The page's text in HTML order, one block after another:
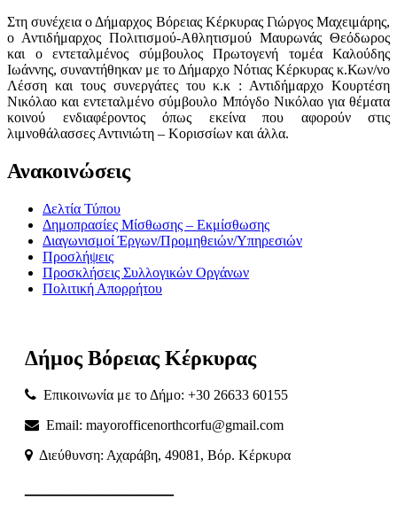
Στη συνέχεια ο Δήμαρχος Βόρειας Κέρκυρας Γιώργος Μαχειμάρης,
ο Αντιδήμαρχος Πολιτισμού-Αθλητισμού Μαυρωνάς Θεόδωρος
και ο εντεταλμένος σύμβουλος Πρωτογενή τομέα Καλούδης
Ιωάννης, συναντήθηκαν με το Δήμαρχο Νότιας Κέρκυρας κ.Κων/νο
Λέσση και τους συνεργάτες του κ.κ : Αντιδήμαρχο Κουρτέση
Νικόλαο και εντεταλμένο σύμβουλο Μπόγδο Νικόλαο για θέματα
κοινού ενδιαφέροντος όπως εκείνα που αφορούν στις
λιμνοθάλασσες Αντινιώτη – Κορισσίων και άλλα.
Ανακοινώσεις
Δελτία Τύπου
Δημοπρασίες Μίσθωσης – Εκμίσθωσης
Διαγωνισμοί Έργων/Προμηθειών/Υπηρεσιών
Προσλήψεις
Προσκλήσεις Συλλογικών Οργάνων
Πολιτική Απορρήτου
Δήμος Βόρειας Κέρκυρας
Επικοινωνία με το Δήμο: +30 26633 60155
Email: mayorofficenorthcorfu@gmail.com
Διεύθυνση: Αχαράβη, 49081, Βόρ. Κέρκυρα
———————